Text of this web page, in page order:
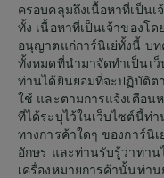
ครอบคลุมถึงเนื้อหาที่เป็น
ทั้ง เนื้อหาที่เป็นเจ้าของโ
อนุญาตแก่การ์นิเย่ทั้งนี้ บ
ทั้งหมดที่นำมาจัดทำเป็นเ
ท่านได้ยินยอมที่จะปฏิบัติต
ใช้ และตามการแจ้งเตือน
ที่ได้ระบุไว้ในเว็บไซต์นี้ท่
ทางการค้าใดๆ ของการ์นิ
อักษร และท่านรับรู้ว่าท่าน
เครื่องหมายการค้านั้นท่า